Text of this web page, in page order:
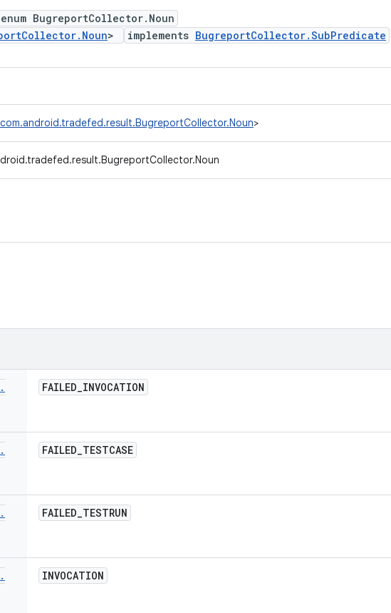
BugreportCollector.Noun
> implements BugreportCollector.SubPredicate
com.android.tradefed.result.BugreportCollector.Noun>
.
FAILED_INVOCATION
.
FAILED_TESTCASE
.
FAILED_TESTRUN
.
INVOCATION